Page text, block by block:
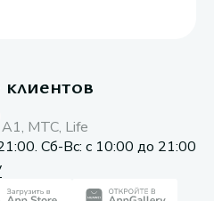
A1, МТС, Life
Сб-Вс: с 10:00 до 21:00